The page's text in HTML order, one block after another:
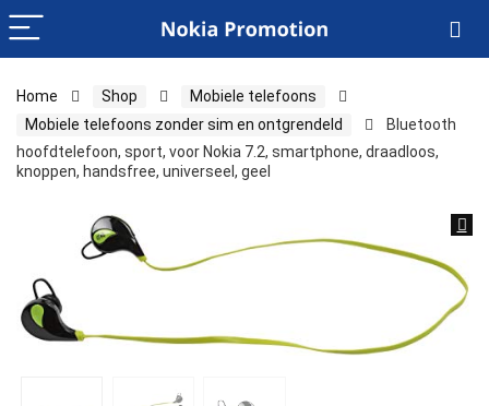
Home Shop
Mobiele telefoons
Mobiele telefoons zonder sim en ontgrendeld
Bluetooth
hoofdtelefoon, sport, voor Nokia 7.2, smartphone, draadloos,
knoppen, handsfree, universeel, geel